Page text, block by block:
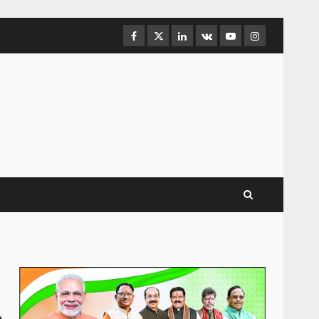
Facebook
TwitterLinkedin
VK YoutubeInstagram